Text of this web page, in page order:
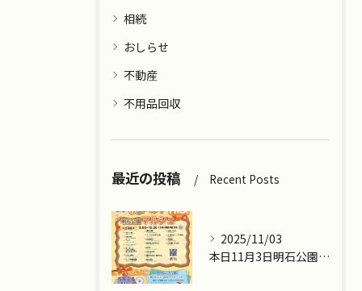
相続
おしらせ
不動産
不用品回収
最近の投稿 Recent Posts
2025/11/03
本日11月3日明石公園で『ツカッテチョ』&『モッテコリン』で...